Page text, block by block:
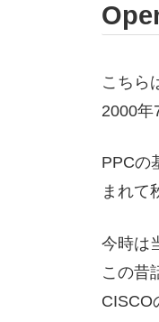
こちら
2000年
PPCの
まれて
今時は
この昔
CISCO